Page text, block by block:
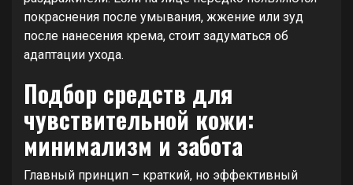
покраснения после умывания, жжение или зуд
после нанесения крема, стоит задуматься об
адаптации ухода.
Подбор средств для
чувствительной кожи:
минимализм и забота
Главный принцип – краткий, но эффективный